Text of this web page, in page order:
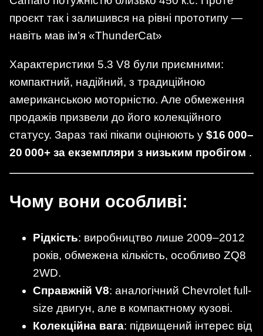
проєкт так і залишився на рівні прототипу —
навіть мав ім’я «ThunderCat»
Характеристики 5.3 V8 були приємними:
компактний, надійний, з традиційною
американською моторністю. Але обмеження
продажів призвели до його колекційного
статусу. Зараз такі пікапи оцінюють у $16 000–
20 000+ за екземпляри з низьким пробігом .
Чому вони особливі:
Рідкість: виробництво лише 2009–2012
років, обмежена кількість, особливо ZQ8
2WD.
Справжній V8: аналогічний Chevrolet full-
size двигун, але в компактному кузові.
Колекційна вага: підвищений інтерес від